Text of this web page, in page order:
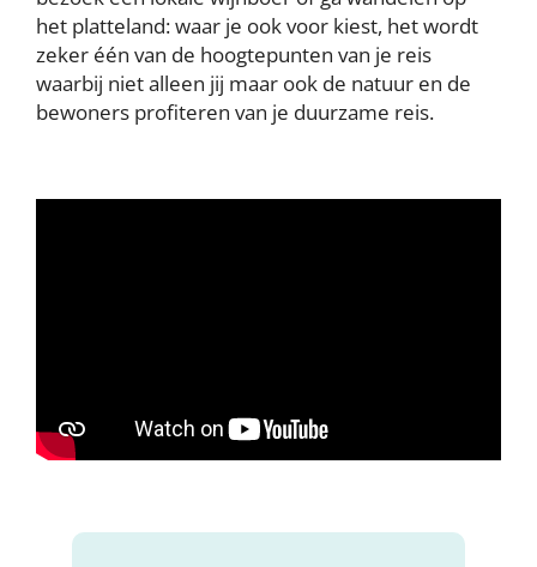
het platteland: waar je ook voor kiest, het wordt
zeker één van de hoogtepunten van je reis
waarbij niet alleen jij maar ook de natuur en de
bewoners profiteren van je duurzame reis.